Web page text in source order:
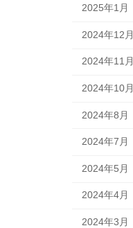
2025年1月
2024年12月
2024年11月
2024年10月
2024年8月
2024年7月
2024年5月
2024年4月
2024年3月